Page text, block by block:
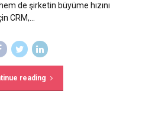
de şirketin büyüme hızını
CRM,...
reading